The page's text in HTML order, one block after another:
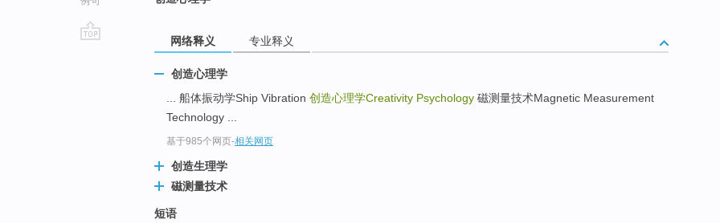
网络释义 专业释义
创造心理学
... 船体振动学Ship Vibration 创造心理学Creativity Psychology 磁测量技术Magnetic Measurement
Technology ...
基于985个网页-相关网页
创造生理学
磁测量技术
短语